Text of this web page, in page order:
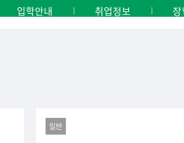
입학안내 취업정보
일반